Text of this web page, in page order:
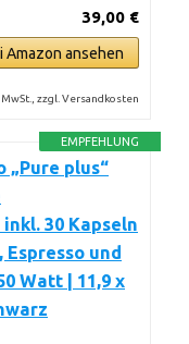
39,00 €
Amazon ansehen
zzgl. Versandkosten
EMPFEHLUNG
„Pure plus“
30 Kapseln
und
Watt | 11,9 x